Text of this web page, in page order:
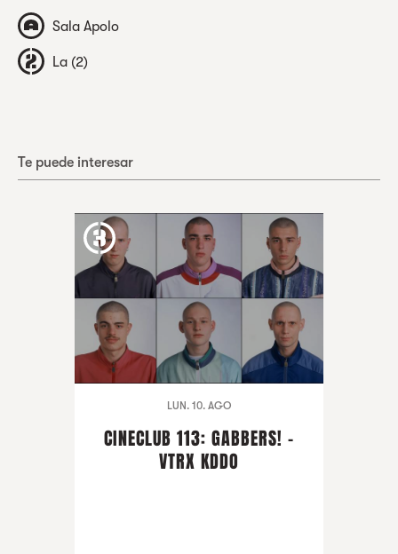
Sala Apolo
La (2)
Te puede interesar
LUN. 10. AGO
CINECLUB 113: GABBERS! -
VTRX KDDO